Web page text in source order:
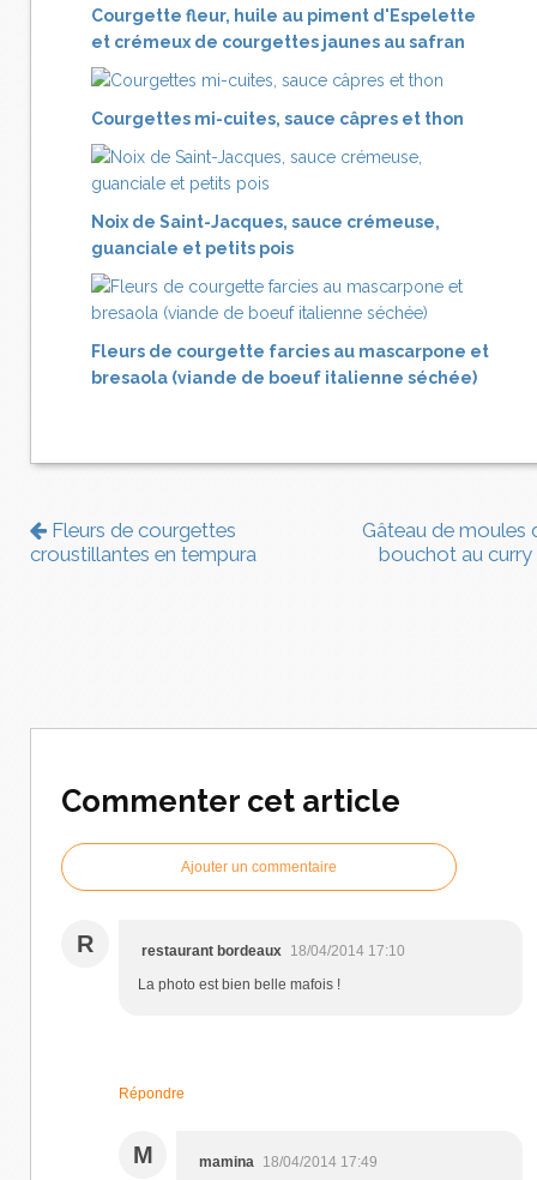
Courgette fleur, huile au piment d'Espelette
et crémeux de courgettes jaunes au safran
Courgettes mi-cuites, sauce câpres et thon
Noix de Saint-Jacques, sauce crémeuse,
guanciale et petits pois
Fleurs de courgette farcies au mascarpone et
bresaola (viande de boeuf italienne séchée)
Fleurs de courgettes
croustillantes en tempura
Gâteau de moules
bouchot au curry
Commenter cet article
Ajouter un commentaire
R restaurant bordeaux 18/04/2014 17:10
La photo est bien belle mafois !
Répondre
M mamina 18/04/2014 17:49